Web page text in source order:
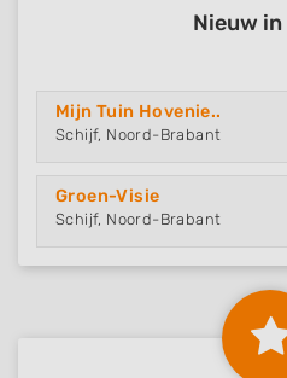
Nieuw
Mijn Tuin Hovenie..
Schijf, Noord-Brabant
Groen-Visie
Schijf, Noord-Brabant